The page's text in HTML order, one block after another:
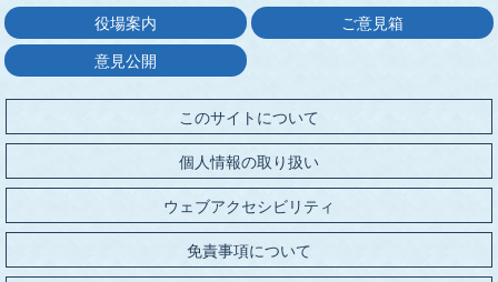
役場案内 ご意見箱
意見公開
このサイトについて
個人情報の取り扱い
ウェブアクセシビリティ
免責事項について